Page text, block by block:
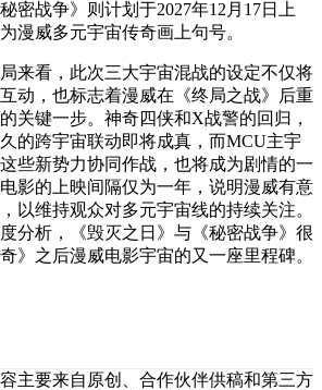
密战争》则计划于2027年12月17日上
漫威多元宇宙传奇画上句号。
来看，此次三大宇宙混战的设定不仅将
动，也标志着漫威在《终局之战》后重
关键一步。神奇四侠和X战警的回归，
的跨宇宙联动即将成真，而MCU主宇
些新势力协同作战，也将成为剧情的一
影的上映间隔仅为一年，说明漫威有意
以维持观众对多元宇宙线的持续关注。
分析，《毁灭之日》与《秘密战争》很
》之后漫威电影宇宙的又一座里程碑。
主要来自原创、合作伙伴供稿和第三方